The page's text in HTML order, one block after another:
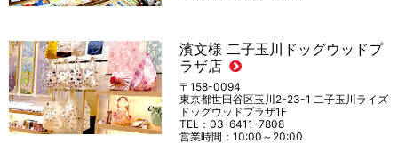
濱文様 二子玉川ドッグウッドプ
ラザ店
〒158-0094
東京都世田谷区玉川2-23-1 二子玉川ライズ
ドッグウッドプラザ1F
TEL：03-6411-7808
営業時間：10:00～20:00